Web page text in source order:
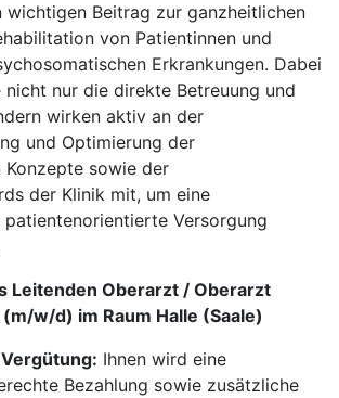
wichtigen Beitrag zur ganzheitlichen
von Patientinnen und
Erkrankungen. Dabei
nicht nur die direkte Betreuung und
wirken aktiv an der
und Optimierung der
sowie der
der Klinik mit, um eine
Versorgung
Leitenden Oberarzt / Oberarzt
w/d) im Raum Halle (Saale)
Ihnen wird eine
Bezahlung sowie zusätzliche